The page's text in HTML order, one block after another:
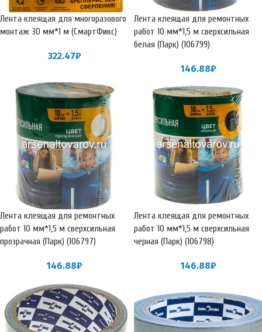
Лента клеящая для многоразового
монтаж 30 мм*1 м (СмартФикс)
322.47₽
Лента клеящая для ремонтных
работ 10 мм*1,5 м сверхсильная
белая (Парк) (106799)
146.88₽
Лента клеящая для ремонтных
работ 10 мм*1,5 м сверхсильная
прозрачная (Парк) (106797)
146.88₽
Лента клеящая для ремонтных
работ 10 мм*1,5 м сверхсильная
черная (Парк) (106798)
146.88₽